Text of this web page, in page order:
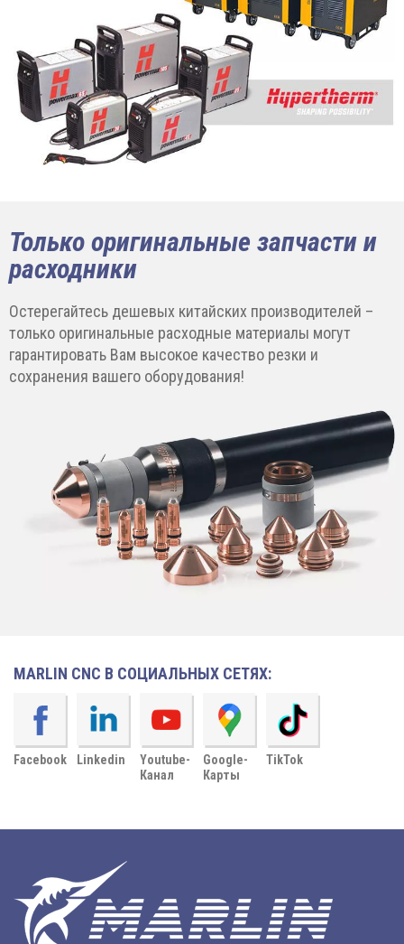
Только оригинальные запчасти и
расходники
Остерегайтесь дешевых китайских производителей –
только оригинальные расходные материалы могут
гарантировать Вам высокое качество резки и
сохранения вашего оборудования!
MARLIN CNC В СОЦИАЛЬНЫХ СЕТЯХ:
Facebook Linkedin
Youtube-
Канал
Google-
Карты
TikTok